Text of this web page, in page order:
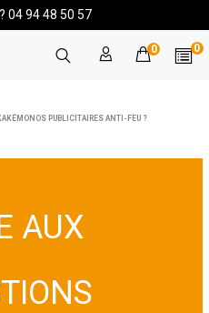
04 94 48 50 57
0 0
PUBLICITAIRES ANTI-FEU ?
AUX